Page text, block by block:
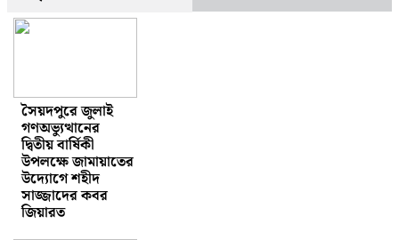
সৈয়দপুরে জুলাই
গণঅভ্যুত্থানের
দ্বিতীয় বার্ষিকী
উপলক্ষে জামায়াতের
উদ্যোগে শহীদ
সাজ্জাদের কবর
জিয়ারত